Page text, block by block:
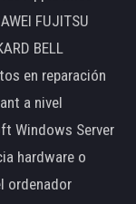
FUJITSU
BELL
en reparación
a nivel
Windows Server
hardware o
ordenador